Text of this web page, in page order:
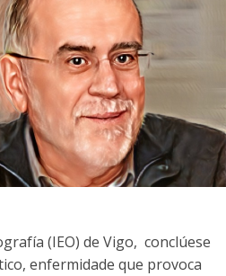
(IEO) de Vigo, conclúese
enfermidade que provoca